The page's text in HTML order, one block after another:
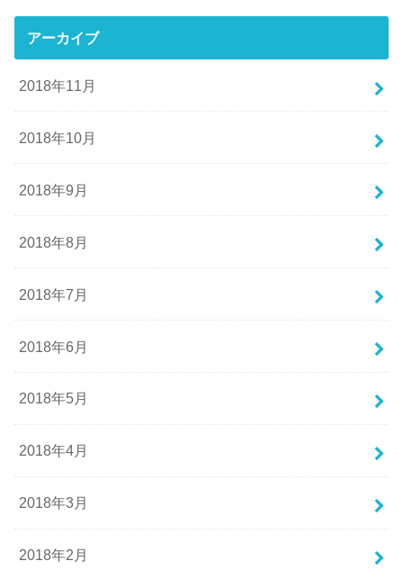
アーカイブ
2018年11月
2018年10月
2018年9月
2018年8月
2018年7月
2018年6月
2018年5月
2018年4月
2018年3月
2018年2月